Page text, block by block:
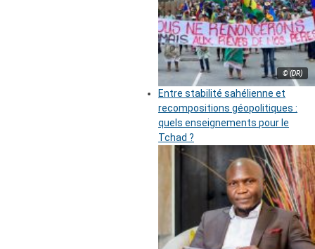
© (DR)
Entre stabilité sahélienne et
recompositions géopolitiques :
quels enseignements pour le
Tchad ?